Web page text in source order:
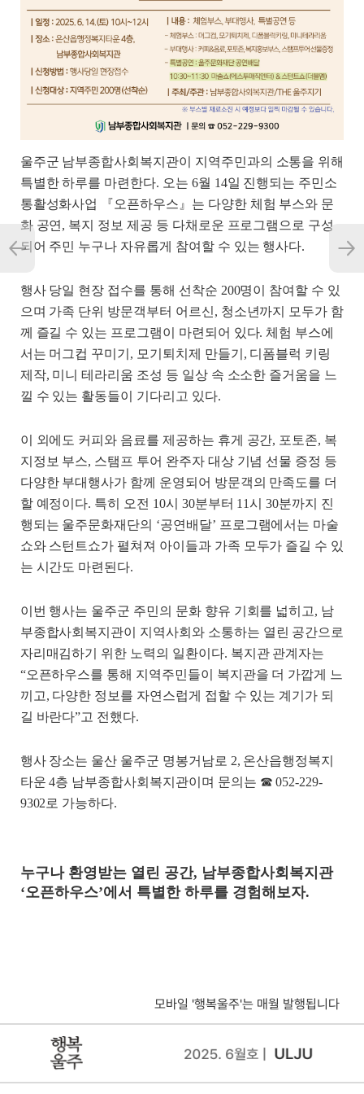
울주군 남부종합사회복지관이 지역주민과의 소통을 위해
특별한 하루를 마련한다. 오는 6월 14일 진행되는 주민소
통활성화사업 『오픈하우스』는 다양한 체험 부스와 문
화 공연, 복지 정보 제공 등 다채로운 프로그램으로 구성
되어 주민 누구나 자유롭게 참여할 수 있는 행사다.
행사 당일 현장 접수를 통해 선착순 200명이 참여할 수 있
으며 가족 단위 방문객부터 어르신, 청소년까지 모두가 함
께 즐길 수 있는 프로그램이 마련되어 있다. 체험 부스에
서는 머그컵 꾸미기, 모기퇴치제 만들기, 디폼블럭 키링
제작, 미니 테라리움 조성 등 일상 속 소소한 즐거움을 느
낄 수 있는 활동들이 기다리고 있다.
이 외에도 커피와 음료를 제공하는 휴게 공간, 포토존, 복
지정보 부스, 스탬프 투어 완주자 대상 기념 선물 증정 등
다양한 부대행사가 함께 운영되어 방문객의 만족도를 더
할 예정이다. 특히 오전 10시 30분부터 11시 30분까지 진
행되는 울주문화재단의 ‘공연배달’ 프로그램에서는 마술
쇼와 스턴트쇼가 펼쳐져 아이들과 가족 모두가 즐길 수 있
는 시간도 마련된다.
이번 행사는 울주군 주민의 문화 향유 기회를 넓히고, 남
부종합사회복지관이 지역사회와 소통하는 열린 공간으로
자리매김하기 위한 노력의 일환이다. 복지관 관계자는
“오픈하우스를 통해 지역주민들이 복지관을 더 가깝게 느
끼고, 다양한 정보를 자연스럽게 접할 수 있는 계기가 되
길 바란다”고 전했다.
행사 장소는 울산 울주군 명봉거남로 2, 온산읍행정복지
타운 4층 남부종합사회복지관이며 문의는 ☎ 052-229-
9302로 가능하다.
누구나 환영받는 열린 공간, 남부종합사회복지관
‘오픈하우스’에서 특별한 하루를 경험해보자.